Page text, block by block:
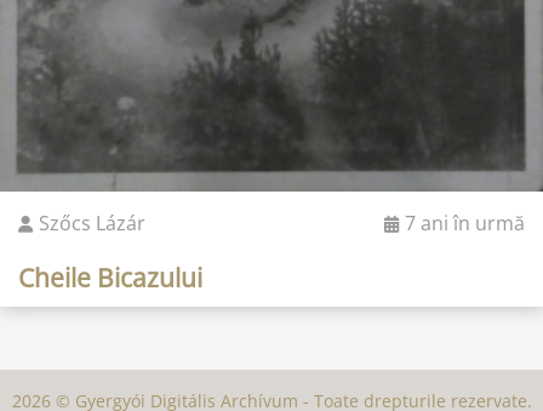
Szőcs Lázár 7 ani în urmă
Cheile Bicazului
2026 © Gyergyói Digitális Archívum - Toate drepturile rezervate.